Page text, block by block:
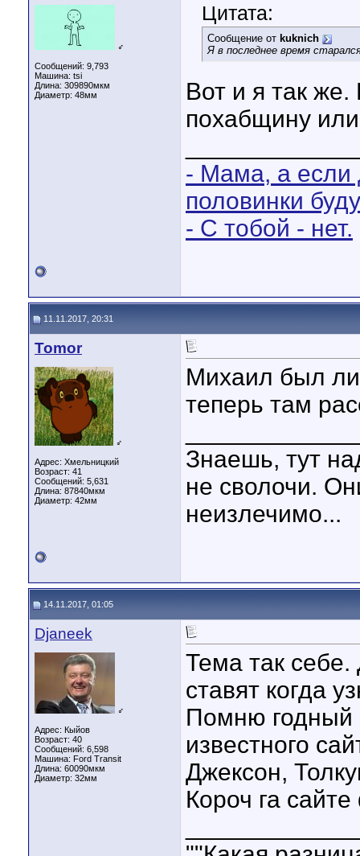
♂
Сообщений: 9,793
Машина: tsi
Длина: 309890мкм
Диаметр: 48мм
Цитата:
Сообщение от kuknich
Я в последнее время
Вот и я так
похабщину
- Мама, а если
половинки
- С тобой - нет.
11.11.2017, 20:31
Tomor
♂
Адрес: Хмельницкий
Возраст: 41
Сообщений: 5,631
Длина: 87840мкм
Диаметр: 42мм
Михаил был
теперь там
Знаешь, тут
не сволочи.
неизлечимо...
14.11.2017, 01:05
Djaneek
♂
Адрес: Кыйов
Возраст: 40
Сообщений: 6,598
Машина: Ford Transit
Длина: 60090мкм
Диаметр: 32мм
Тема так
ставят когда
Помню годный
известного
Джексон,
Короч га